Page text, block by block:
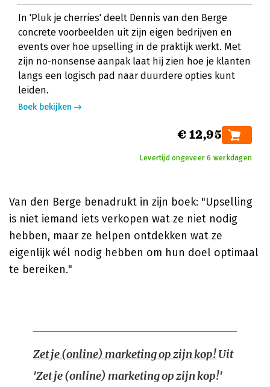
In 'Pluk je cherries' deelt Dennis van den Berge
concrete voorbeelden uit zijn eigen bedrijven en
events over hoe upselling in de praktijk werkt. Met
zijn no-nonsense aanpak laat hij zien hoe je klanten
langs een logisch pad naar duurdere opties kunt
leiden.
Boek bekijken
€ 12,95
Levertijd ongeveer 6 werkdagen
Van den Berge benadrukt in zijn boek: "Upselling
is niet iemand iets verkopen wat ze niet nodig
hebben, maar ze helpen ontdekken wat ze
eigenlijk wél nodig hebben om hun doel optimaal
te bereiken."
Zet je (online) marketing op zijn kop!Uit
'Zet je (online) marketing op zijn kop!'